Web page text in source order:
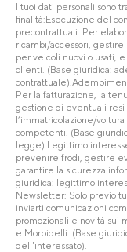
I tuoi dati personali sono
finalità:Esecuzione del
precontrattuali: Per
ricambi/accessori,
per veicoli nuovi o usati,
clienti. (Base giuridica:
Per la fatturazione, la
gestione di eventuali resi
l’immatricolazione/
competenti. (Base
legge).Legittimo
prevenire frodi, gestire
garantire la sicurezza
giuridica: legittimo
Newsletter: Solo previo
inviarti comunicazioni
promozionali e novità sui
e Morbidelli. (Base
dell'interessato).